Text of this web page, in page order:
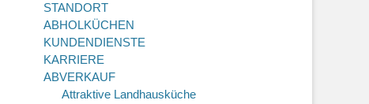
STANDORT
ABHOLKÜCHEN
KUNDENDIENSTE
KARRIERE
ABVERKAUF
Attraktive Landhausküche